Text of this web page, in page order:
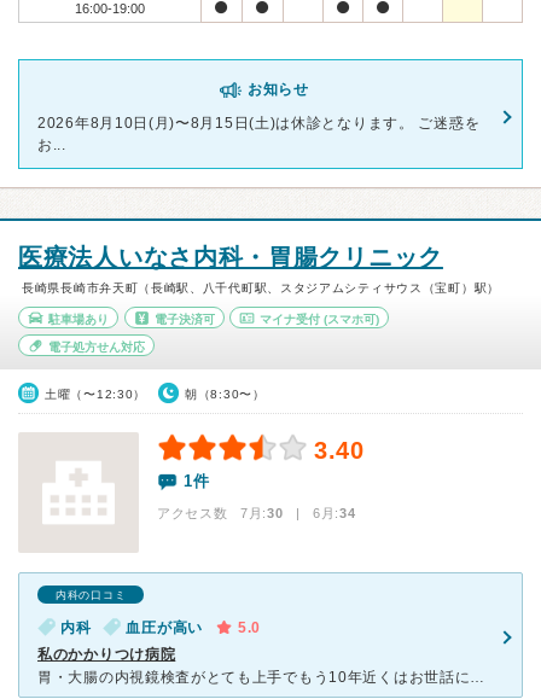
16:00-19:00
お知らせ
2026年8月10日(月)〜8月15日(土)は休診となります。 ご迷惑を
お...
医療法人いなさ内科・胃腸クリニック
長崎県長崎市弁天町（長崎駅、八千代町駅、スタジアムシティサウス（宝町）駅）
駐車場あり 電子決済可 マイナ受付 (スマホ可)
電子処方せん対応
土曜（〜12:30） 朝（8:30〜）
3.40
1件
アクセス数 7月:30 | 6月:34
内科の口コミ
内科 血圧が高い
5.0
私のかかりつけ病院
胃・大腸の内視鏡検査がとても上手でもう10年近くはお世話になってると思います。まだお若い先生ですが診察にも説得力が有り何か身体に不調が有る時は相談に乗ってもらってます。やはり信頼に定評が有るのか最近で